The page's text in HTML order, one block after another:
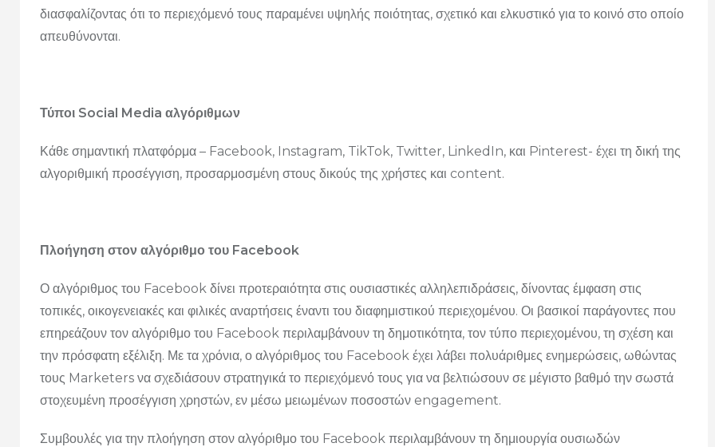
διασφαλίζοντας ότι το περιεχόμενό τους παραμένει υψηλής ποιότητας, σχετικό και ελκυστικό για το κοινό στο οποίο
απευθύνονται.
Τύποι Social Media αλγόριθμων
Κάθε σημαντική πλατφόρμα – Facebook, Instagram, TikTok, Twitter, LinkedIn, και Pinterest- έχει τη δική της
αλγοριθμική προσέγγιση, προσαρμοσμένη στους δικούς της χρήστες και content.
Πλοήγηση στον αλγόριθμο του Facebook
Ο αλγόριθμος του Facebook δίνει προτεραιότητα στις ουσιαστικές αλληλεπιδράσεις, δίνοντας έμφαση στις
τοπικές, οικογενειακές και φιλικές αναρτήσεις έναντι του διαφημιστικού περιεχομένου. Οι βασικοί παράγοντες που
επηρεάζουν τον αλγόριθμο του Facebook περιλαμβάνουν τη δημοτικότητα, τον τύπο περιεχομένου, τη σχέση και
την πρόσφατη εξέλιξη. Με τα χρόνια, ο αλγόριθμος του Facebook έχει λάβει πολυάριθμες ενημερώσεις, ωθώντας
τους Marketers να σχεδιάσουν στρατηγικά το περιεχόμενό τους για να βελτιώσουν σε μέγιστο βαθμό την σωστά
στοχευμένη προσέγγιση χρηστών, εν μέσω μειωμένων ποσοστών engagement.
Συμβουλές για την πλοήγηση στον αλγόριθμο του Facebook περιλαμβάνουν τη δημιουργία ουσιωδών